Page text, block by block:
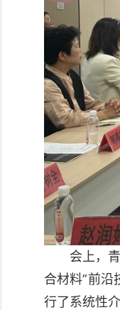
会上，
合材料”前沿
行了系统性